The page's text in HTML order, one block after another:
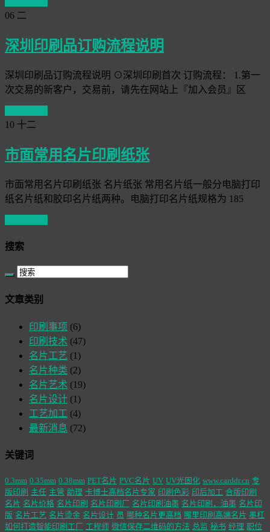
06 二
深圳印刷品订购流程说明
深圳印刷品订购流程说明 ⊙深圳印刷首次 订购流程： 1.第一
次交易的新客户，交易前，请先在网站上『加入会员』区
10 十二
市面常用名片印刷纸张
市面常用名片印刷纸张 名片纸张 常用名片纸一般分电脑打印
纸名片纸和胶印名片纸两种。电脑打印名片纸规格为 185
搜索
文章类别
印刷事项 (6)
印刷技术 (47)
名片工艺 (1)
名片种类 (2)
名片艺术 (19)
名片设计 (1)
工艺加工 (4)
最新消息 (72)
关键词
0.3mm 0.35mm 0.38mm PET名片 PVC名片 UV UV光固化 www.carddr.cn 专
版印刷 主任 主管 助理 卡博士高档名片专家 印刷色彩 印后加工 合版印刷
名片 名片价格 名片印刷 名片印刷厂 名片印刷油墨 名片印刷，油墨 名片印
版 名片工艺 名片烫金 名片设计 员 哪种名片更高档 哪里印刷高端名片 墨杠
如何打造智能印刷工厂 工程师 微信保存二维码的方法 总监 秘书 经理 职位